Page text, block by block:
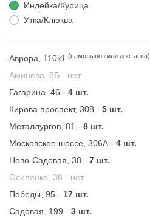
Индейка/Курица
Утка/Клюква
Аврора, 110к1 (самовывоз или доставка)
Аминева, 8Б - нет
Гагарина, 46 - 4 шт.
Кирова проспект, 308 - 5 шт.
Металлургов, 81 - 8 шт.
Московское шоссе, 306А - 4 шт.
Ново-Садовая, 38 - 7 шт.
Осипенко, 38 - нет
Победы, 95 - 17 шт.
Садовая, 199 - 3 шт.